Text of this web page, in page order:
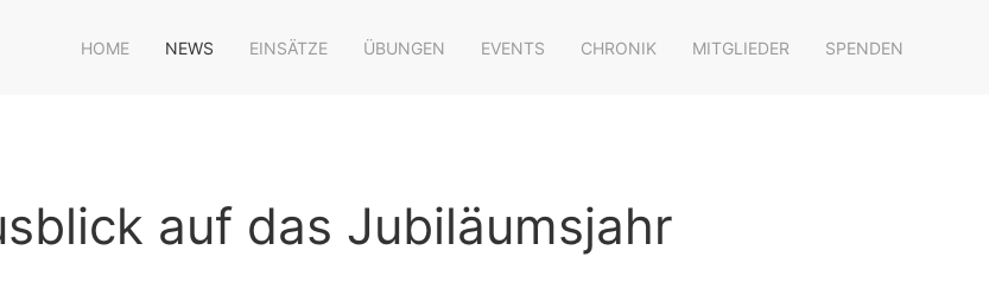
HOME NEWS EINSÄTZE ÜBUNGEN EVENTS CHRONIK MITGLIEDER SPENDEN
auf das Jubiläumsjahr